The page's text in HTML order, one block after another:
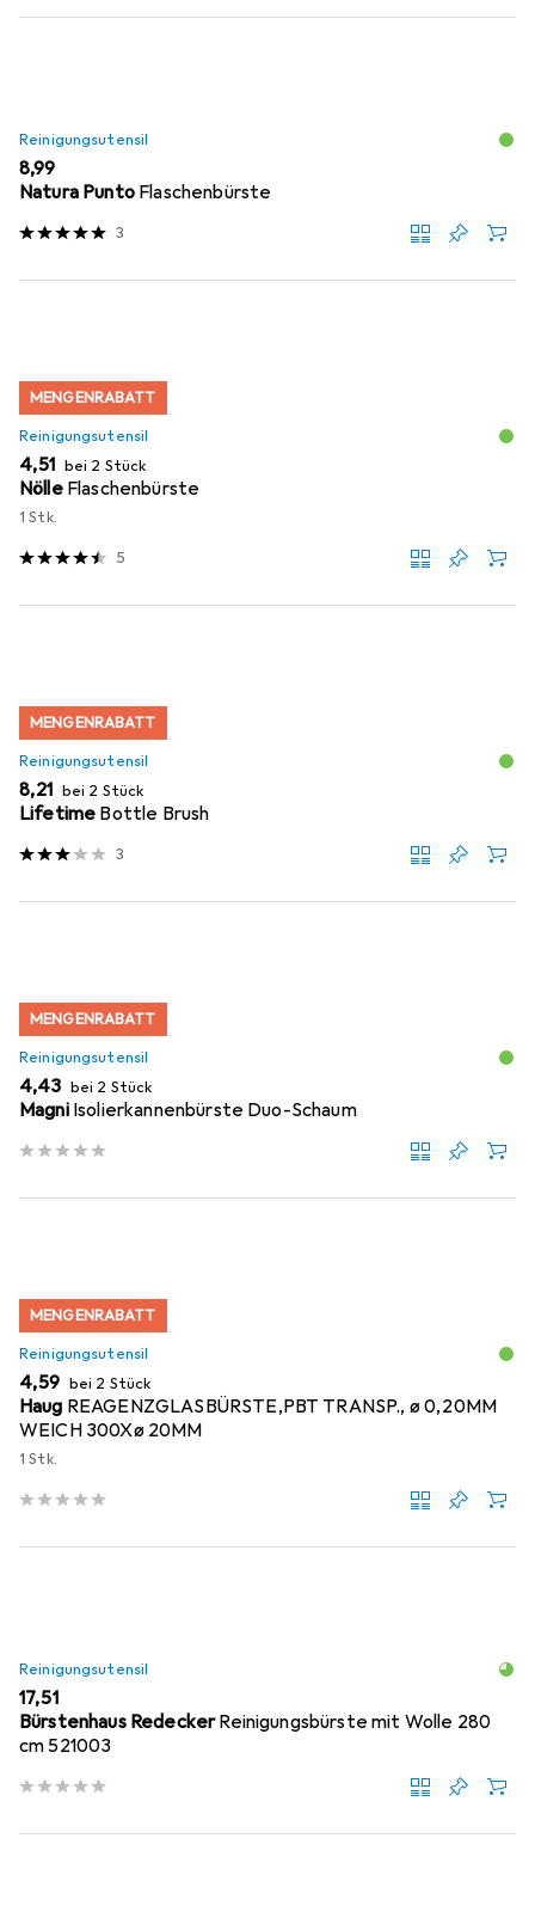
Reinigungsutensil
EUR
8,99
Natura Punto Flaschenbürste
3
MENGENRABATT
Reinigungsutensil
EUR
4,51 bei 2 Stück
Nölle Flaschenbürste
1 Stk.
5
MENGENRABATT
Reinigungsutensil
EUR
8,21 bei 2 Stück
Lifetime Bottle Brush
3
MENGENRABATT
Reinigungsutensil
EUR
4,43 bei 2 Stück
Magni Isolierkannenbürste Duo-Schaum
MENGENRABATT
Reinigungsutensil
EUR
4,59 bei 2 Stück
Haug REAGENZGLASBÜRSTE,PBT TRANSP., ø 0,20MM
WEICH 300Xø 20MM
1 Stk.
Reinigungsutensil
EUR
17,51
Bürstenhaus RedeckerReinigungsbürste mit Wolle 280
cm 521003